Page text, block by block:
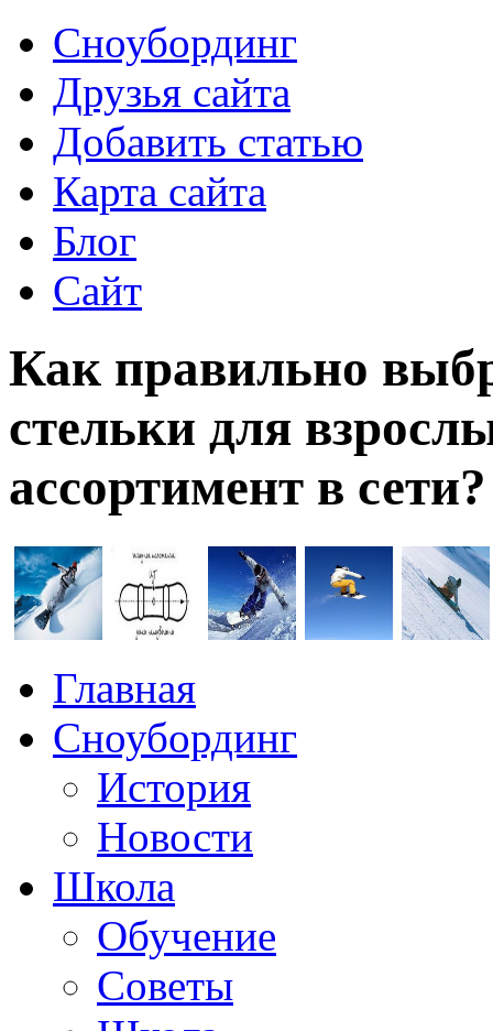
Сноубординг
Друзья сайта
Добавить статью
Карта сайта
Блог
Сайт
Как правильно
стельки для
ассортимент в
Главная
Сноубординг
История
Новости
Школа
Обучение
Советы